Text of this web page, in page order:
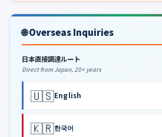
🌐 Overseas Inquiries
日本直接調達ルート
Direct from Japan, 20+ years
🇺🇸English
🇰🇷한국어